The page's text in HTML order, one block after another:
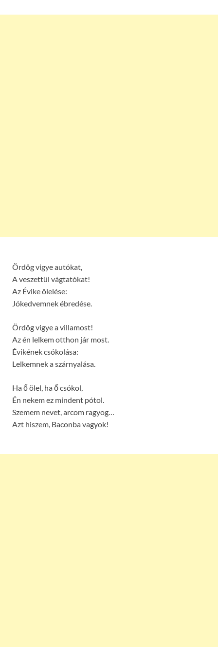
Ördög vigye autókat,
A veszettül vágtatókat!
Az Évike ölelése:
Jókedvemnek ébredése.
Ördög vigye a villamost!
Az én lelkem otthon jár most.
Évikének csókolása:
Lelkemnek a szárnyalása.
Ha ő ölel, ha ő csókol,
Én nekem ez mindent pótol.
Szemem nevet, arcom ragyog…
Azt hiszem, Baconba vagyok!